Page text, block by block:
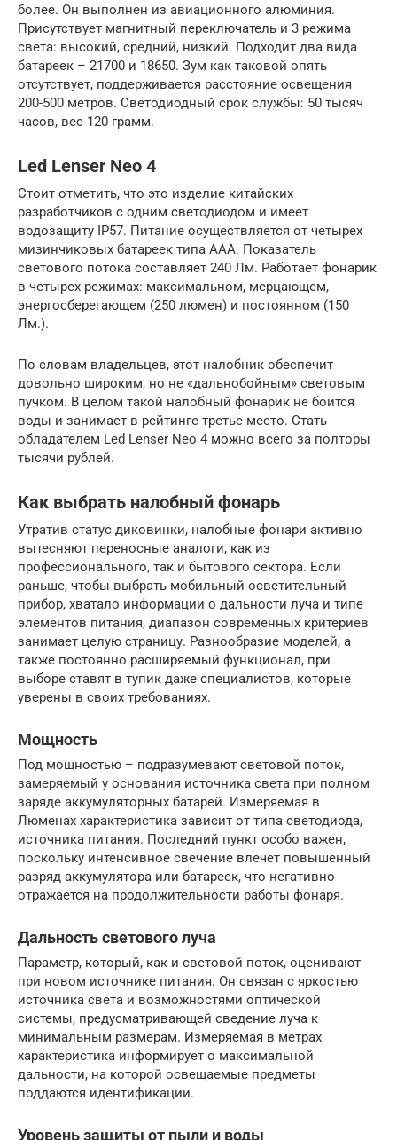
более. Он выполнен из авиационного алюминия.
Присутствует магнитный переключатель и 3 режима
света: высокий, средний, низкий. Подходит два вида
батареек – 21700 и 18650. Зум как таковой опять
отсутствует, поддерживается расстояние освещения
200-500 метров. Светодиодный срок службы: 50 тысяч
часов, вес 120 грамм.
Led Lenser Neo 4
Стоит отметить, что это изделие китайских
разработчиков с одним светодиодом и имеет
водозащиту IP57. Питание осуществляется от четырех
мизинчиковых батареек типа ААА. Показатель
светового потока составляет 240 Лм. Работает фонарик
в четырех режимах: максимальном, мерцающем,
энергосберегающем (250 люмен) и постоянном (150
Лм.).
По словам владельцев, этот налобник обеспечит
довольно широким, но не «дальнобойным» световым
пучком. В целом такой налобный фонарик не боится
воды и занимает в рейтинге третье место. Стать
обладателем Led Lenser Neo 4 можно всего за полторы
тысячи рублей.
Как выбрать налобный фонарь
Утратив статус диковинки, налобные фонари активно
вытесняют переносные аналоги, как из
профессионального, так и бытового сектора. Если
раньше, чтобы выбрать мобильный осветительный
прибор, хватало информации о дальности луча и типе
элементов питания, диапазон современных критериев
занимает целую страницу. Разнообразие моделей, а
также постоянно расширяемый функционал, при
выборе ставят в тупик даже специалистов, которые
уверены в своих требованиях.
Мощность
Под мощностью – подразумевают световой поток,
замеряемый у основания источника света при полном
заряде аккумуляторных батарей. Измеряемая в
Люменах характеристика зависит от типа светодиода,
источника питания. Последний пункт особо важен,
поскольку интенсивное свечение влечет повышенный
разряд аккумулятора или батареек, что негативно
отражается на продолжительности работы фонаря.
Дальность светового луча
Параметр, который, как и световой поток, оценивают
при новом источнике питания. Он связан с яркостью
источника света и возможностями оптической
системы, предусматривающей сведение луча к
минимальным размерам. Измеряемая в метрах
характеристика информирует о максимальной
дальности, на которой освещаемые предметы
поддаются идентификации.
Уровень защиты от пыли и воды